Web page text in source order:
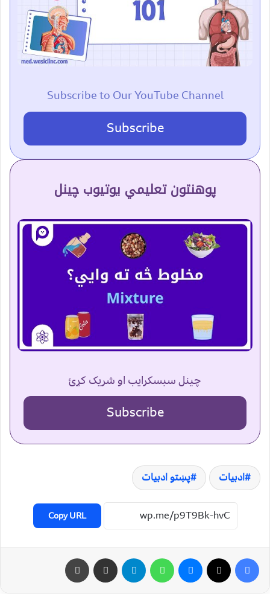
Subscribe to Our YouTube Channel
Subscribe
پوهنتون تعلیمي یوتیوب چینل
چینل سبسکرایب او شریک کړئ
Subscribe
ادبیات پښتو ادبیات
Copy URL